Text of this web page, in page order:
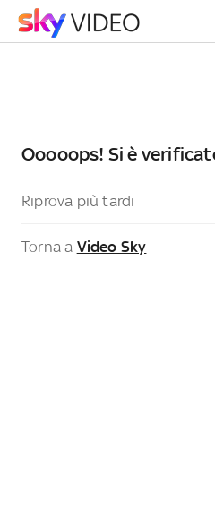
Ooooops! Si è
Riprova più tardi
Torna a Video Sky